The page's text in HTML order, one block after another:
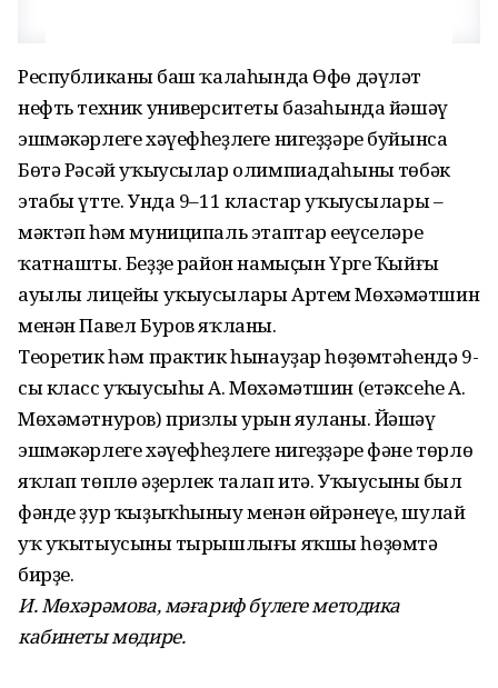
Республиканың баш ҡалаһында Өфө дәүләт
нефть техник университеты базаһында йәшәү
эшмәкәрлеге хәүефһеҙлеге нигеҙҙәре буйынса
Бөтә Рәсәй уҡыусылар олимпиадаһының төбәк
этабы үтте. Унда 9–11 кластар уҡыусылары –
мәктәп һәм муниципаль этаптар еңеүселәре
ҡатнашты. Беҙҙең район намыҫын Үрге Ҡыйғы
ауылы лицейы уҡыусылары Артем Мөхәмәтшин
менән Павел Буров яҡланы.
Теоретик һәм практик һынауҙар һөҙөмтәһендә 9-
сы класс уҡыусыһы А. Мөхәмәтшин (етәксеһе А.
Мөхәмәтнуров) призлы урын яуланы. Йәшәү
эшмәкәрлеге хәүефһеҙлеге нигеҙҙәре фәне төрлө
яҡлап төплө әҙерлек талап итә. Уҡыусының был
фәнде ҙур ҡыҙыҡһыныу менән өйрәнеүе, шулай
уҡ уҡытыусының тырышлығы яҡшы һөҙөмтә
бирҙе.
И. Мөхәрәмова, мәғариф бүлеге методика
кабинеты мөдире.